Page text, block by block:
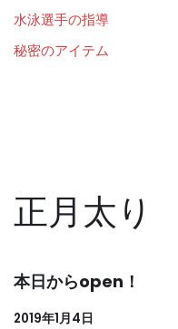
水泳選手の指導
秘密のアイテム
正月太り
本日からopen！
2019年1月4日